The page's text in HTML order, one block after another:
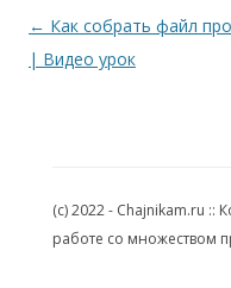
Навигация по записям
← Как собрать файл
| Видео урок
(c) 2022 - Chajnikam.ru
работе со множеством